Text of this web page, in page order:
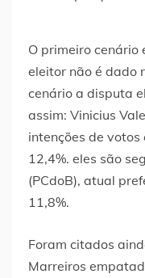
O primeiro cenário
eleitor não é dado
cenário a disputa
assim: Vinicius
intenções de votos
12,4%. eles são
(PCdoB), atual
11,8%.
Foram citados
Marreiros